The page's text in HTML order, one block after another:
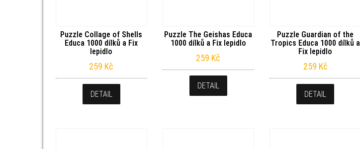
Puzzle Collage of Shells
Educa 1000 dílků a Fix
lepidlo
259 Kč
DETAIL
Puzzle The Geishas Educa
1000 dílků a Fix lepidlo
259 Kč
DETAIL
Puzzle Guardian of the
Tropics Educa 1000 dílků a
Fix lepidlo
259 Kč
DETAIL